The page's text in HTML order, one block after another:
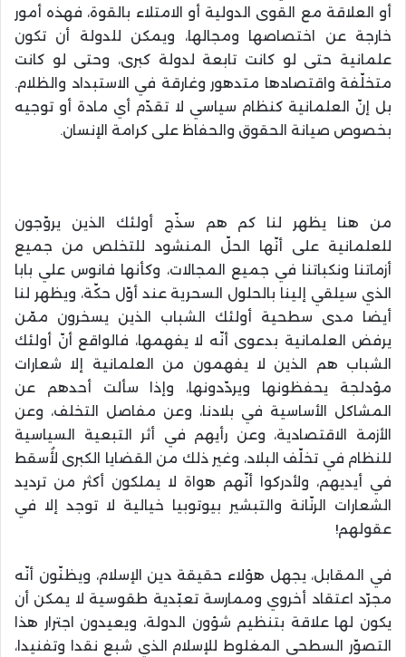
أو العلاقة مع القوى الدولية أو الامتلاء بالقوة، فهذه أمور
خارجة عن اختصاصها ومجالها، ويمكن للدولة أن تكون
علمانية حتى لو كانت تابعة لدولة كبرى، وحتى لو كانت
متخلّفة واقتصادها متدهور وغارقة في الاستبداد والظلام.
بل إنّ العلمانية كنظام سياسي لا تقدّم أي مادة أو توجيه
بخصوص صيانة الحقوق والحفاظ على كرامة الإنسان.
من هنا يظهر لنا كم هم سذّج أولئك الذين يروّجون
للعلمانية على أنّها الحلّ المنشود للتخلص من جميع
أزماتنا ونكباتنا في جميع المجالات، وكأنها فانوس علي بابا
الذي سيلقي إلينا بالحلول السحرية عند أوّل حكّة، ويظهر لنا
أيضا مدى سطحية أولئك الشباب الذين يسخرون ممّن
يرفض العلمانية بدعوى أنّه لا يفهمها، فالواقع أنّ أولئك
الشباب هم الذين لا يفهمون من العلمانية إلا شعارات
مؤدلجة يحفظونها ويردّدونها، وإذا سألت أحدهم عن
المشاكل الأساسية في بلادنا، وعن مفاصل التخلف، وعن
الأزمة الاقتصادية، وعن رأيهم في أثر التبعية السياسية
للنظام في تخلّف البلاد، وغير ذلك من القضايا الكبرى لأُسقط
في أيديهم، ولأدركوا أنّهم هواة لا يملكون أكثر من ترديد
الشعارات الرنّانة والتبشير بيوتوبيا خيالية لا توجد إلا في
عقولهم!
في المقابل، يجهل هؤلاء حقيقة دين الإسلام، ويظنّون أنّه
مجرّد اعتقاد أخروي وممارسة تعبّدية طقوسية لا يمكن أن
يكون لها علاقة بتنظيم شؤون الدولة، ويعيدون اجترار هذا
التصوّر السطحي المغلوط للإسلام الذي شبع نقدا وتفنيدا،